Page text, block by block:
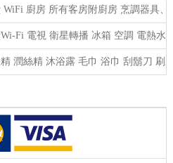
WiFi 廚房 所有客房附廚房 烹調器具
Fi 電視 衛星轉播 冰箱 空調 電熱水
潤絲精 沐浴露 毛巾 浴巾 刮鬍刀 刷